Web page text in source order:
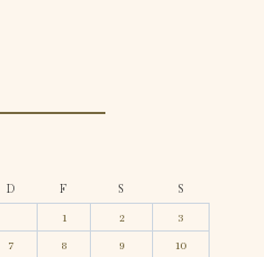
D F S S
1 2
3
7 8 9
10